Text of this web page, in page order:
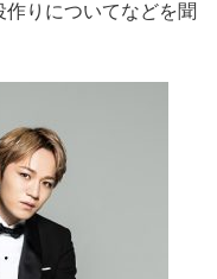
りについてなどを聞